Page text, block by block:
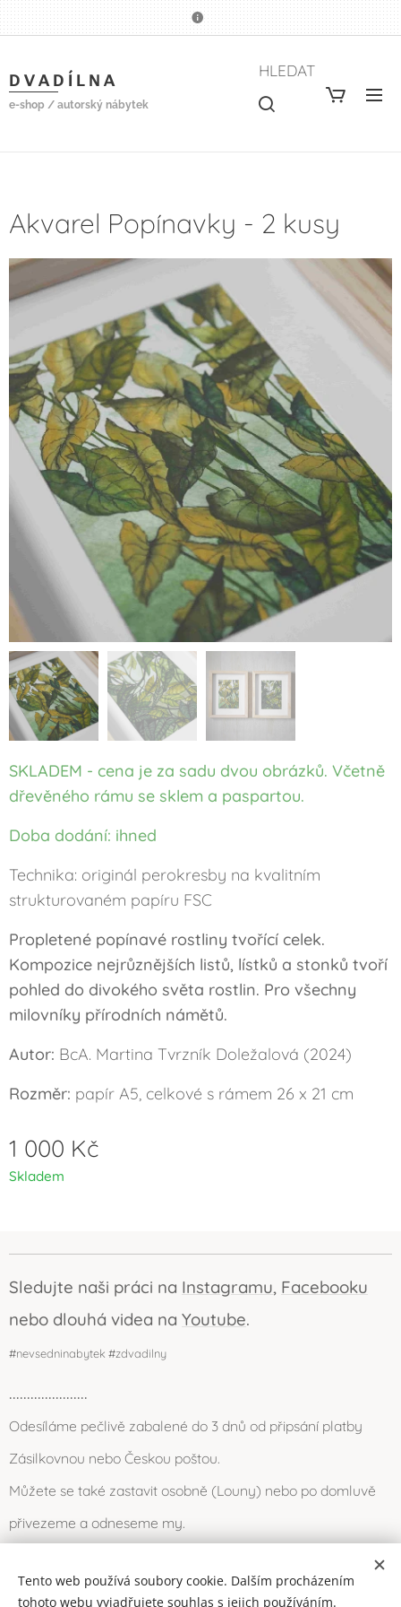
D V A D Í L N A
e-shop / autorský nábytek
HLEDAT
Akvarel Popínavky - 2 kusy
SKLADEM - cena je za sadu dvou obrázků. Včetně
dřevěného rámu se sklem a paspartou.
Doba dodání: ihned
Technika: originál perokresby na kvalitním
strukturovaném papíru FSC
Propletené popínavé rostliny tvořící celek.
Kompozice nejrůznějších listů, lístků a stonků tvoří
pohled do divokého světa rostlin. Pro všechny
milovníky přírodních námětů.
Autor: BcA. Martina Tvrzník Doležalová (2024)
Rozměr: papír A5, celkové s rámem 26 x 21 cm
1 000 Kč
Skladem
Sledujte naši práci na Instagramu, Facebooku
nebo dlouhá videa na Youtube.
#nevsedninabytek #zdvadilny
......................
Odesíláme pečlivě zabalené do 3 dnů od připsání platby
Zásilkovnou nebo Českou poštou.
Můžete se také zastavit osobně (Louny) nebo po domluvě
přivezeme a odneseme my.
2016-2026 © Dvadílna (všechna práva vyhrazena) Cookies
Tento web používá soubory cookie. Dalším procházením
tohoto webu vyjadřujete souhlas s jejich používáním.